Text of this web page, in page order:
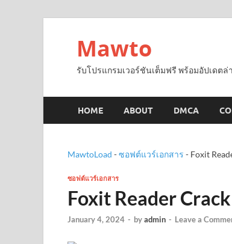
Mawto
รับโปรแกรมเวอร์ชันเต็มฟรี พร้อมอัปเดต
HOME ABOUT DMCA
MawtoLoad -ซอฟต์แวร์เอกสาร - Foxit
ซอฟต์แวร์เอกสาร
Foxit Reader
January 4, 2024 - byadmin - Leave a